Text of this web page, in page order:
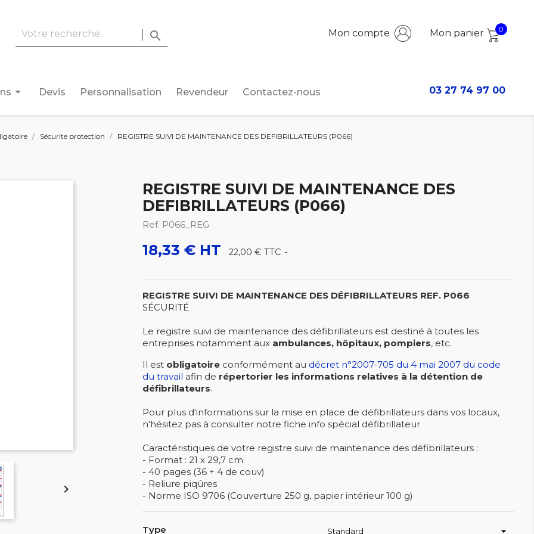
 Mon compte Mon panier 0
arrow_drop_down Devis Personnalisation Revendeur Contactez-nous 03 27 74 97 00
Sécurite protection REGISTRE SUIVI DE MAINTENANCE DES DEFIBRILLATEURS (P066)

REGISTRE SUIVI DE MAINTENANCE DES
DEFIBRILLATEURS (P066)
Ref. P066_REG
18,33 € HT 22,00 € TTC
REGISTRE SUIVI DE MAINTENANCE DES DÉFIBRILLATEURS REF. P066
SÉCURITÉ
Le registre suivi de maintenance des défibrillateurs est destiné à toutes les
entreprises notamment aux ambulances, hôpitaux, pompiers, etc.
Il est obligatoire conformément au décret n°2007-705 du 4 mai 2007 du code
du travail afin de répertorier les informations relatives à la détention de
défibrillateurs.
Pour plus d'informations sur la mise en place de défibrillateurs dans vos locaux,
n'hésitez pas à consulter notre fiche info spécial défibrillateur
Caractéristiques de votre registre suivi de maintenance des défibrillateurs :
- Format : 21 x 29,7 cm
- 40 pages (36 + 4 de couv)
- Reliure piqûres
- Norme ISO 9706 (Couverture 250 g, papier intérieur 100 g)
Type